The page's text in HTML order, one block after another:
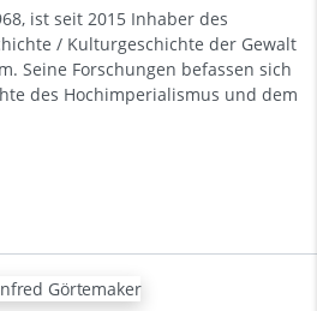
ist seit 2015 Inhaber des
/ Kulturgeschichte der Gewalt
Seine Forschungen befassen sich
des Hochimperialismus und dem